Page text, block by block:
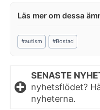
Post
Tags:
#autism #Bostad
SENASTE
nyhetsflödet?
nyheterna.